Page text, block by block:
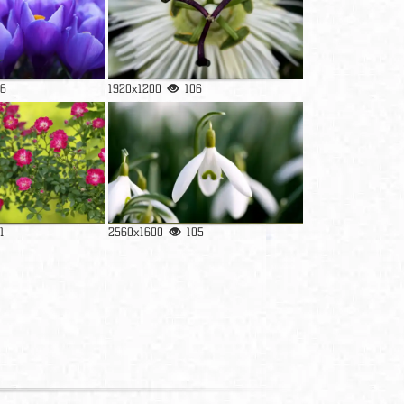
1920x1200 106
2560x1600 105